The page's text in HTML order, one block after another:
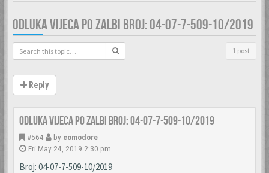
ODLUKA VIJECA PO ZALBI BROJ: 04-07-7-509-10/2019
1 post
Reply
Odluka Vijeca po zalbi broj: 04-07-7-509-10/2019
#564 by comodore
Fri May 24, 2019 2:30 pm
Broj: 04-07-7-509-10/2019